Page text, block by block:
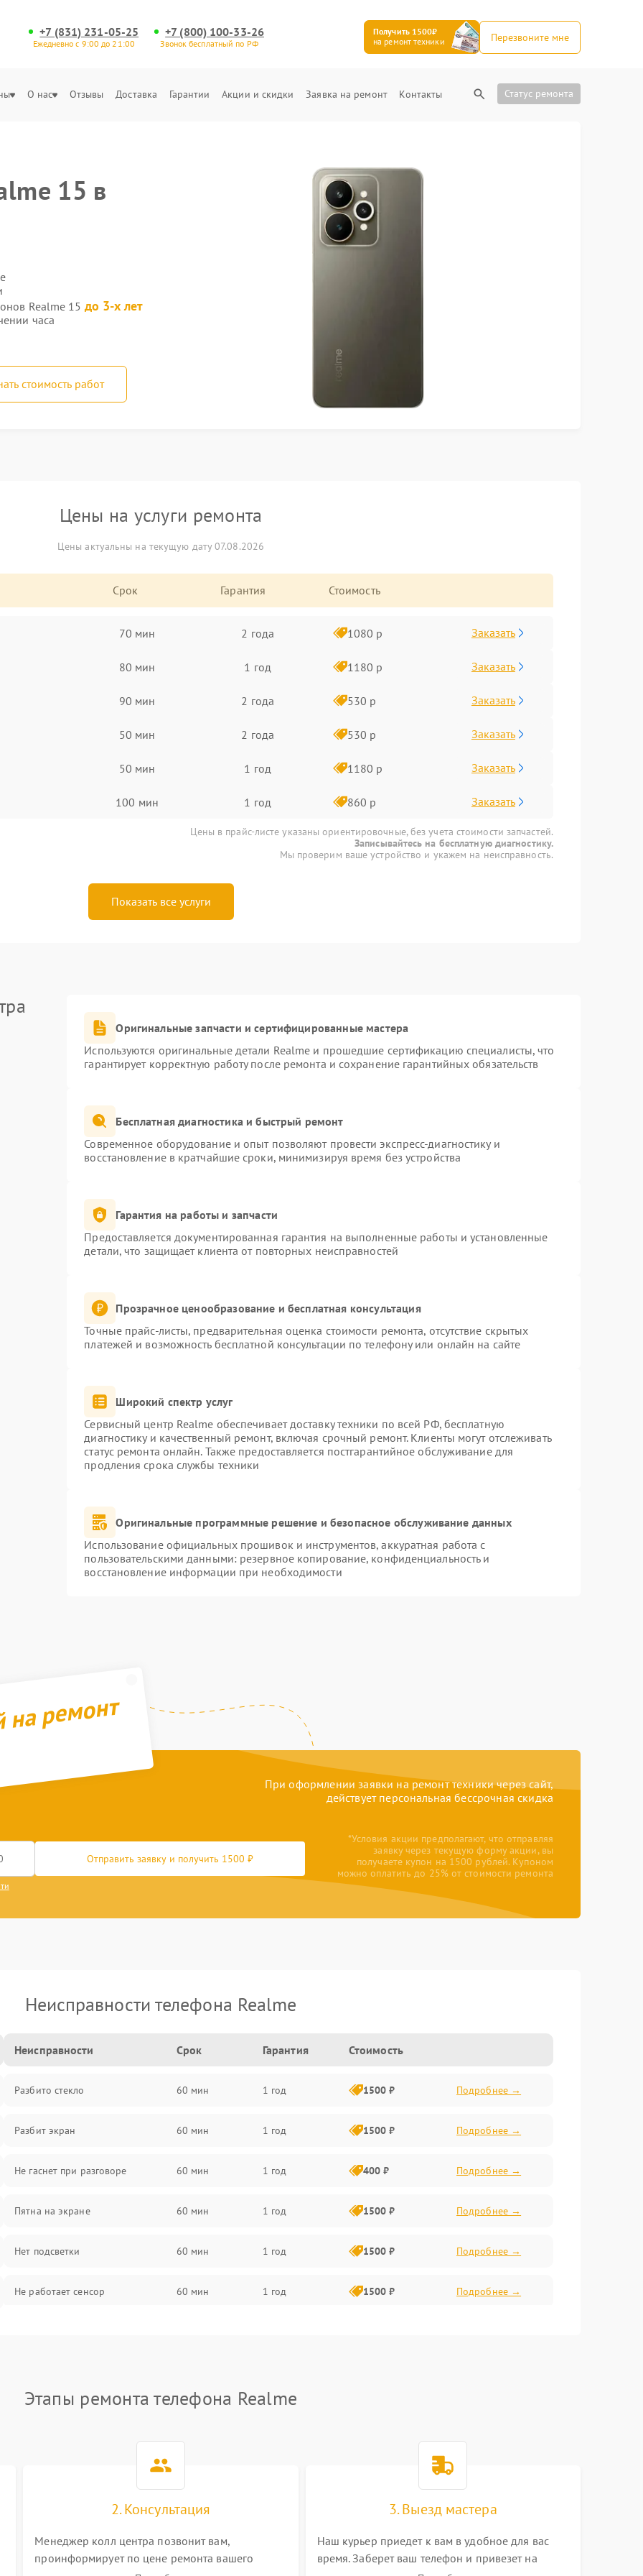
+7 (831) 231-05-25
Ежедневно с 9:00 до 21:00
+7 (800) 100-33-26
Звонок бесплатный по РФ
Получить 1500₽
на ремонт техники
Перезвоните мне
О нас Отзывы Доставка Гарантии Акции и скидки Заявка на ремонт Контакты Статус ремонта
15 в
Realme 15 до 3-х лет
часа
стоимость работ
Цены на услуги ремонта
Цены актуальны на текущую дату 07.08.2026
Срок Гарантия Стоимость
70 мин 2 года 1080 р Заказать
80 мин 1 год 1180 р Заказать
90 мин 2 года 530 р Заказать
50 мин 2 года 530 р Заказать
50 мин 1 год 1180 р Заказать
100 мин 1 год 860 р Заказать
Цены в прайс-листе указаны ориентировочные, без учета стоимости запчастей.
Записывайтесь на бесплатную диагностику.
Мы проверим ваше устройство и укажем на неисправность.
Показать все услуги
Оригинальные запчасти и сертифицированные мастера
Используются оригинальные детали Realme и прошедшие сертификацию специалисты, что
гарантирует корректную работу после ремонта и сохранение гарантийных обязательств
Бесплатная диагностика и быстрый ремонт
Современное оборудование и опыт позволяют провести экспресс-диагностику и
восстановление в кратчайшие сроки, минимизируя время без устройства
Гарантия на работы и запчасти
Предоставляется документированная гарантия на выполненные работы и установленные
детали, что защищает клиента от повторных неисправностей
Прозрачное ценообразование и бесплатная консультация
Точные прайс-листы, предварительная оценка стоимости ремонта, отсутствие скрытых
платежей и возможность бесплатной консультации по телефону или онлайн на сайте
Широкий спектр услуг
Сервисный центр Realme обеспечивает доставку техники по всей РФ, бесплатную
диагностику и качественный ремонт, включая срочный ремонт. Клиенты могут отслеживать
статус ремонта онлайн. Также предоставляется постгарантийное обслуживание для
продления срока службы техники
Оригинальные программные решение и безопасное обслуживание данных
Использование официальных прошивок и инструментов, аккуратная работа с
пользовательскими данными: резервное копирование, конфиденциальность и
восстановление информации при необходимости
ремонт
При оформлении заявки на ремонт техники через сайт,
действует персональная бессрочная скидка
Отправить заявку и получить 1500 ₽
*Условия акции предполагают, что отправляя
заявку через текущую форму акции, вы
получаете купон на 1500 рублей. Купоном
можно оплатить до 25% от стоимости ремонта
Неисправности телефона Realme
Неисправности Срок Гарантия Стоимость
Разбито стекло 60 мин 1 год 1500 ₽ Подробнее →
Разбит экран 60 мин 1 год 1500 ₽ Подробнее →
Не гаснет при разговоре 60 мин 1 год 400 ₽ Подробнее →
Пятна на экране 60 мин 1 год 1500 ₽ Подробнее →
Нет подсветки 60 мин 1 год 1500 ₽ Подробнее →
Не работает сенсор 60 мин 1 год 1500 ₽ Подробнее →
Не работает Face ID 60 мин
Этапы ремонта телефона Realme
2. Консультация
Менеджер колл центра позвонит вам,
проинформирует по цене ремонта вашего
3. Выезд мастера
Наш курьер приедет к вам в удобное для вас
время. Заберет ваш телефон и привезет на